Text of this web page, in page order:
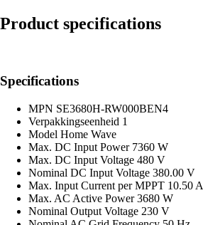
Product specifications
Specifications
MPN SE3680H-RW000BEN4
Verpakkingseenheid 1
Model Home Wave
Max. DC Input Power 7360 W
Max. DC Input Voltage 480 V
Nominal DC Input Voltage 380.00 V
Max. Input Current per MPPT 10.50 A
Max. AC Active Power3680 W
Nominal Output Voltage 230 V